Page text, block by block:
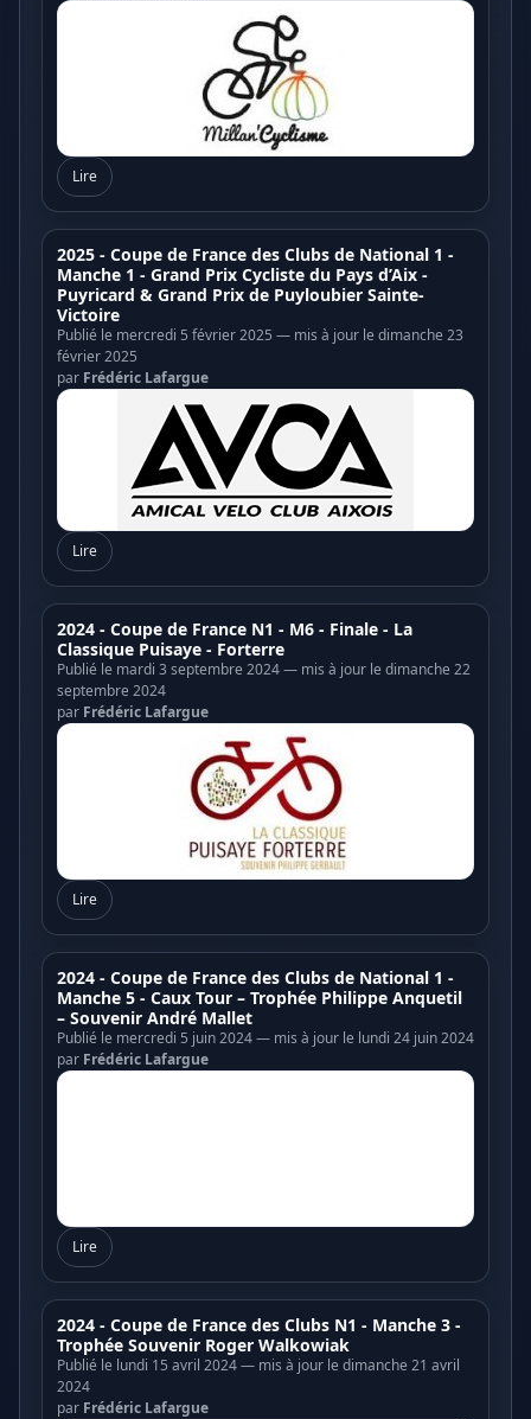
Lire
2025 - Coupe de France des Clubs de National 1 -
Manche 1 - Grand Prix Cycliste du Pays d’Aix -
Puyricard & Grand Prix de Puyloubier Sainte-
Victoire
Publié le mercredi 5 février 2025 — mis à jour le dimanche 23
février 2025
par Frédéric Lafargue
Lire
2024 - Coupe de France N1 - M6 - Finale - La
Classique Puisaye - Forterre
Publié le mardi 3 septembre 2024 — mis à jour le dimanche 22
septembre 2024
par Frédéric Lafargue
Lire
2024 - Coupe de France des Clubs de National 1 -
Manche 5 - Caux Tour – Trophée Philippe Anquetil
– Souvenir André Mallet
Publié le mercredi 5 juin 2024 — mis à jour le lundi 24 juin 2024
par Frédéric Lafargue
Lire
2024 - Coupe de France des Clubs N1 - Manche 3 -
Trophée Souvenir Roger Walkowiak
Publié le lundi 15 avril 2024 — mis à jour le dimanche 21 avril
2024
par Frédéric Lafargue